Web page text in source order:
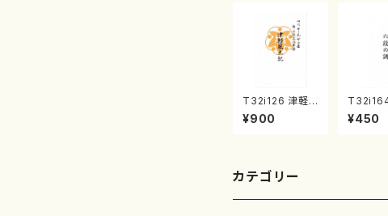
T32i126 津軽
風土記（尺八/野
村峰山/尺八/都
¥900
の調（尺
検校/楽
¥450
カテゴリー